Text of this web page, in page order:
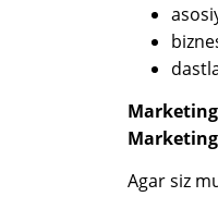
Agar siz